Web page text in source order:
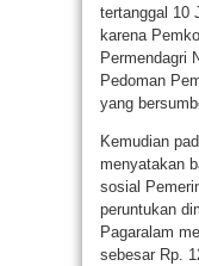
tertanggal 10
karena
Permendagri
Pedoman
yang
Kemudian
menyatakan
sosial
peruntukan
Pagaralam
sebesar Rp.